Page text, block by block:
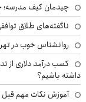
چیدمان کیف
ناگفته‌های طلاق
روانشناس خوب در
کسب درآمد دلاری از
داشته باشیم؟
آموزش نکات مهم قبل